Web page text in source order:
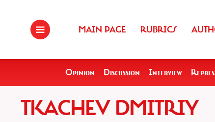
MAIN PAGE RUBRICS
Opinion Discussion Interview
TKACHEV DMITRIY